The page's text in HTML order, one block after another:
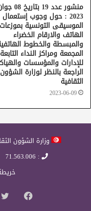
منشور عدد 19
2023 : حول وجوب إستعمال
الموسيقى التونسية بموزعات
الهاتف والارقام الخضراء
والمبسطة والخطوط
المجمعة ومراكز النداء التابعة
للإدارات والمؤسسات
الراجعة بالنظر لوزارة الشؤون
الثقافية
2023-06-09
وزارة الشؤون الثقافية | ©2026
: 71.563.006
فيسبوك